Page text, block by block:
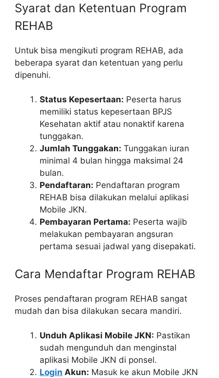
Syarat dan Ketentuan Program
REHAB
Untuk bisa mengikuti program REHAB, ada
beberapa syarat dan ketentuan yang perlu
dipenuhi.
Status Kepesertaan: Peserta harus
memiliki status kepesertaan BPJS
Kesehatan aktif atau nonaktif karena
tunggakan.
Jumlah Tunggakan: Tunggakan iuran
minimal 4 bulan hingga maksimal 24
bulan.
Pendaftaran: Pendaftaran program
REHAB bisa dilakukan melalui aplikasi
Mobile JKN.
Pembayaran Pertama: Peserta wajib
melakukan pembayaran angsuran
pertama sesuai jadwal yang disepakati.
Cara Mendaftar Program REHAB
Proses pendaftaran program REHAB sangat
mudah dan bisa dilakukan secara mandiri.
Unduh Aplikasi Mobile JKN: Pastikan
sudah mengunduh dan menginstal
aplikasi Mobile JKN di ponsel.
Login Akun: Masuk ke akun Mobile JKN